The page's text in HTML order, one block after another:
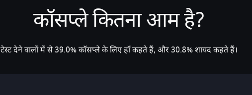
कॉसप्ले कितना आम है?
टेस्ट देने वालों में से 39.0% कॉसप्ले के लिए हाँ कहते हैं, और 30.8% शायद कहते हैं।